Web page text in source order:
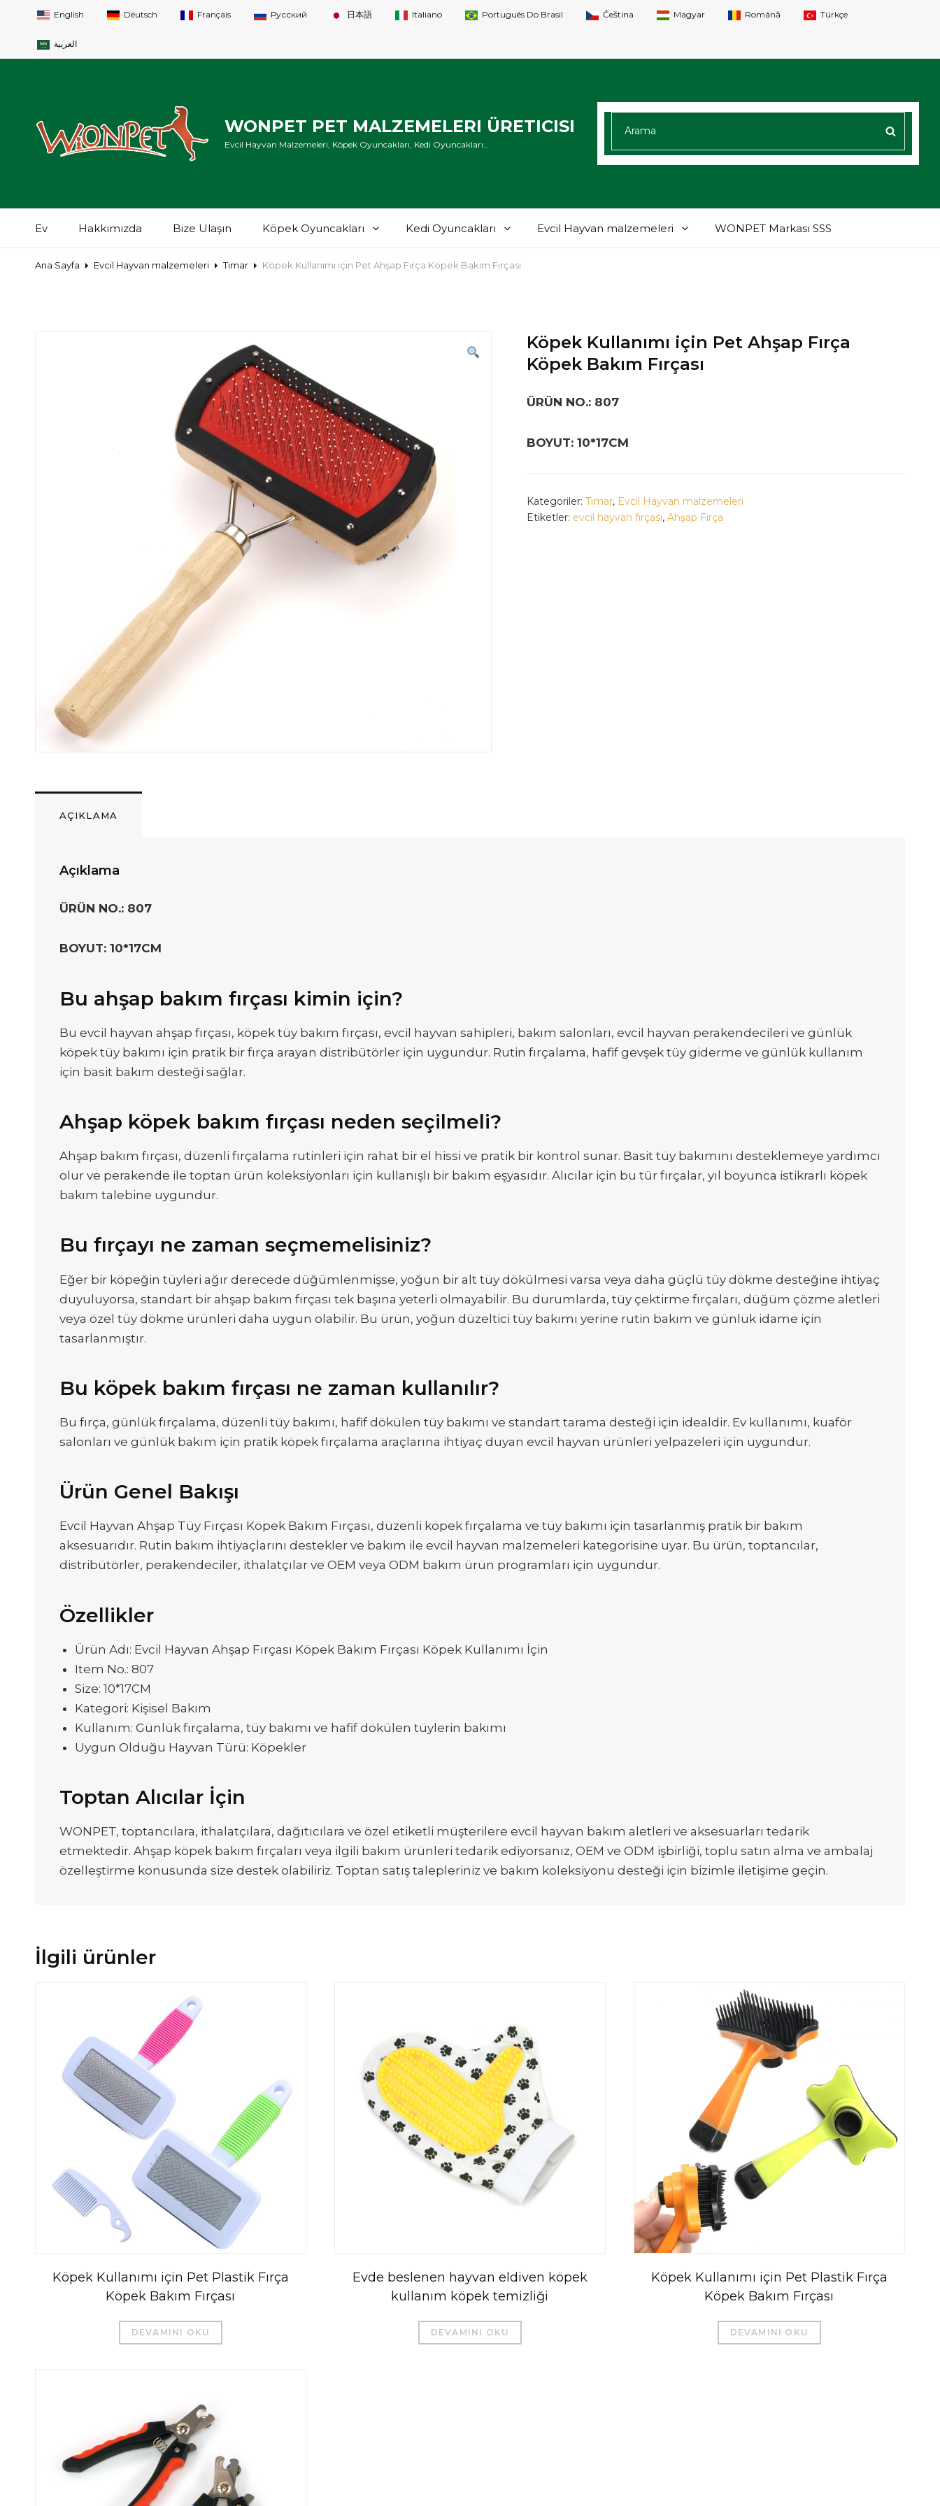
English Deutsch Français Русский 日本語 Italiano Português Do Brasil Čeština Magyar Română Türkçe
العربية
WONPET PET MALZEMELERI ÜRETICISI
Evcil Hayvan Malzemeleri, Köpek Oyuncakları, Kedi Oyuncakları…
Ev Hakkımızda Bize Ulaşın Köpek Oyuncakları Kedi Oyuncakları Evcil Hayvan malzemeleri WONPET Markası SSS
Ana Sayfa Evcil Hayvan malzemeleri Tımar Köpek Kullanımı için Pet Ahşap Fırça Köpek Bakım Fırçası
Köpek Kullanımı için Pet Ahşap Fırça
Köpek Bakım Fırçası
ÜRÜN NO.: 807
BOYUT: 10*17CM
Kategoriler:Tımar, Evcil Hayvan malzemeleri
Etiketler: evcil hayvan fırçası,Ahşap Fırça
AÇIKLAMA
Açıklama
ÜRÜN NO.: 807
BOYUT: 10*17CM
Bu ahşap bakım fırçası kimin için?
Bu evcil hayvan ahşap fırçası, köpek tüy bakım fırçası, evcil hayvan sahipleri, bakım salonları, evcil hayvan perakendecileri ve günlük
köpek tüy bakımı için pratik bir fırça arayan distribütörler için uygundur. Rutin fırçalama, hafif gevşek tüy giderme ve günlük kullanım
için basit bakım desteği sağlar.
Ahşap köpek bakım fırçası neden seçilmeli?
Ahşap bakım fırçası, düzenli fırçalama rutinleri için rahat bir el hissi ve pratik bir kontrol sunar. Basit tüy bakımını desteklemeye yardımcı
olur ve perakende ile toptan ürün koleksiyonları için kullanışlı bir bakım eşyasıdır. Alıcılar için bu tür fırçalar, yıl boyunca istikrarlı köpek
bakım talebine uygundur.
Bu fırçayı ne zaman seçmemelisiniz?
Eğer bir köpeğin tüyleri ağır derecede düğümlenmişse, yoğun bir alt tüy dökülmesi varsa veya daha güçlü tüy dökme desteğine ihtiyaç
duyuluyorsa, standart bir ahşap bakım fırçası tek başına yeterli olmayabilir. Bu durumlarda, tüy çektirme fırçaları, düğüm çözme aletleri
veya özel tüy dökme ürünleri daha uygun olabilir. Bu ürün, yoğun düzeltici tüy bakımı yerine rutin bakım ve günlük idame için
tasarlanmıştır.
Bu köpek bakım fırçası ne zaman kullanılır?
Bu fırça, günlük fırçalama, düzenli tüy bakımı, hafif dökülen tüy bakımı ve standart tarama desteği için idealdir. Ev kullanımı, kuaför
salonları ve günlük bakım için pratik köpek fırçalama araçlarına ihtiyaç duyan evcil hayvan ürünleri yelpazeleri için uygundur.
Ürün Genel Bakışı
Evcil Hayvan Ahşap Tüy Fırçası Köpek Bakım Fırçası, düzenli köpek fırçalama ve tüy bakımı için tasarlanmış pratik bir bakım
aksesuarıdır. Rutin bakım ihtiyaçlarını destekler ve bakım ile evcil hayvan malzemeleri kategorisine uyar. Bu ürün, toptancılar,
distribütörler, perakendeciler, ithalatçılar ve OEM veya ODM bakım ürün programları için uygundur.
Özellikler
Ürün Adı: Evcil Hayvan Ahşap Fırçası Köpek Bakım Fırçası Köpek Kullanımı İçin
Item No.: 807
Size: 10*17CM
Kategori: Kişisel Bakım
Kullanım: Günlük fırçalama, tüy bakımı ve hafif dökülen tüylerin bakımı
Uygun Olduğu Hayvan Türü: Köpekler
Toptan Alıcılar İçin
WONPET, toptancılara, ithalatçılara, dağıtıcılara ve özel etiketli müşterilere evcil hayvan bakım aletleri ve aksesuarları tedarik
etmektedir. Ahşap köpek bakım fırçaları veya ilgili bakım ürünleri tedarik ediyorsanız, OEM ve ODM işbirliği, toplu satın alma ve ambalaj
özelleştirme konusunda size destek olabiliriz. Toptan satış talepleriniz ve bakım koleksiyonu desteği için bizimle iletişime geçin.
İlgili ürünler
Köpek Kullanımı için Pet Plastik Fırça
Köpek Bakım Fırçası
DEVAMINI OKU
Evde beslenen hayvan eldiven köpek
kullanım köpek temizliği
DEVAMINI OKU
Köpek Kullanımı için Pet Plastik Fırça
Köpek Bakım Fırçası
DEVAMINI OKU